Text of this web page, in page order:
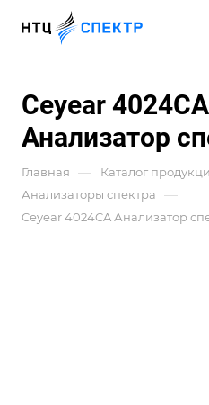
Ceyear 4024CA
Анализатор
Главная — Каталог
Анализаторы спектра —
Ceyear 4024CA Анализатор